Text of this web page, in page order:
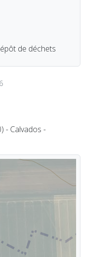
de déchets
- Calvados -